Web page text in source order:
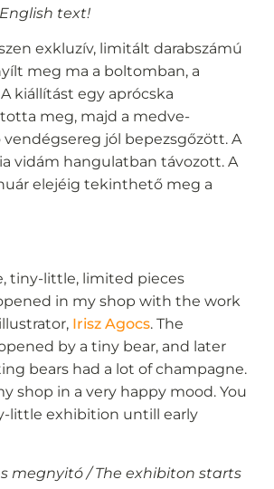
text!
exkluzív, limitált darabszámú
meg ma a boltomban, a
kiállítást egy aprócska
meg, majd a medve-
vendégsereg jól bepezsgőzött. A
vidám hangulatban távozott. A
elejéig tekinthető meg a
tiny-little, limited pieces
in my shop with the work
Irisz Agocs. The
by a tiny bear, and later
bears had a lot of champagne.
shop in a very happy mood. You
little exhibition untill early
megnyitó / The exhibiton starts